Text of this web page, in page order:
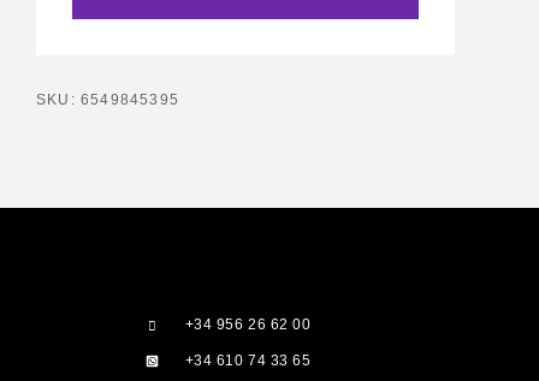
SKU: 6549845395
+34 956 26 62 00
+34 610 74 33 65